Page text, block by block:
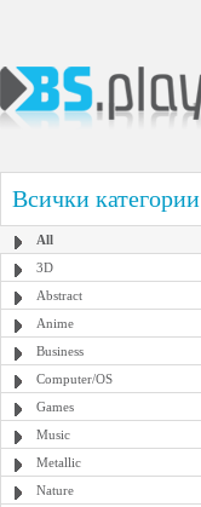
Всички категории
All
3D
Abstract
Anime
Business
Computer/OS
Games
Music
Metallic
Nature